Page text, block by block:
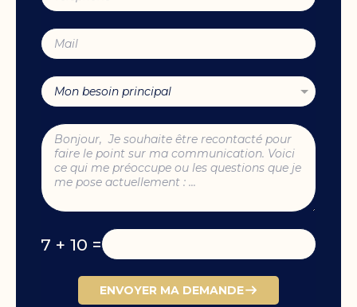
7 + 10 =
ENVOYER MA DEMANDE